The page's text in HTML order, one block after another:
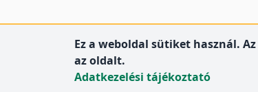
Debreceni Egyetem
Ez a weboldal sütiket használ.
az oldalt.
Adatkezelési tájékoztató